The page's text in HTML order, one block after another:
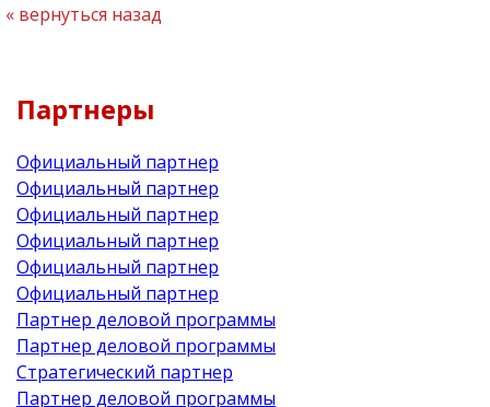
вернуться назад
Партнеры
Официальный партнер
Официальный партнер
Официальный партнер
Официальный партнер
Официальный партнер
Официальный партнер
Партнер деловой программы
Партнер деловой программы
Стратегический партнер
Партнер деловой программы